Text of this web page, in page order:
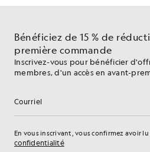
Bénéficiez de 15 % de
première commande
Inscrivez-vous pour bénéficier
membres, d'un accès en avant-
Adresse e-mail
En vous inscrivant, vous confirmez avoir
confidentialité